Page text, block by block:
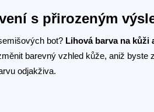
s přirozeným
bot? Lihová barva na kůži
barevný vzhled kůže, aniž byste
odjakživa.